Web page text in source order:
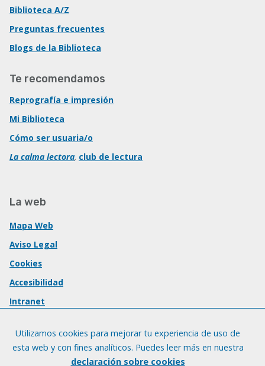
Biblioteca A/Z
Preguntas frecuentes
Blogs de la Biblioteca
Te recomendamos
Reprografía e impresión
Mi Biblioteca
Cómo ser usuaria/o
La calma lectora, club de lectura
La web
Mapa Web
Aviso Legal
Cookies
Accesibilidad
Intranet
Utilizamos cookies para mejorar tu experiencia de uso de
esta web y con fines analíticos. Puedes leer más en nuestra
declaración sobre cookies